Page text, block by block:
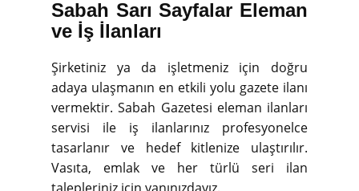
Sabah Sarı Sayfalar Eleman
ve İş İlanları
Şirketiniz ya da işletmeniz için doğru
adaya ulaşmanın en etkili yolu gazete ilanı
vermektir. Sabah Gazetesi eleman ilanları
servisi ile iş ilanlarınız profesyonelce
tasarlanır ve hedef kitlenize ulaştırılır.
Vasıta, emlak ve her türlü seri ilan